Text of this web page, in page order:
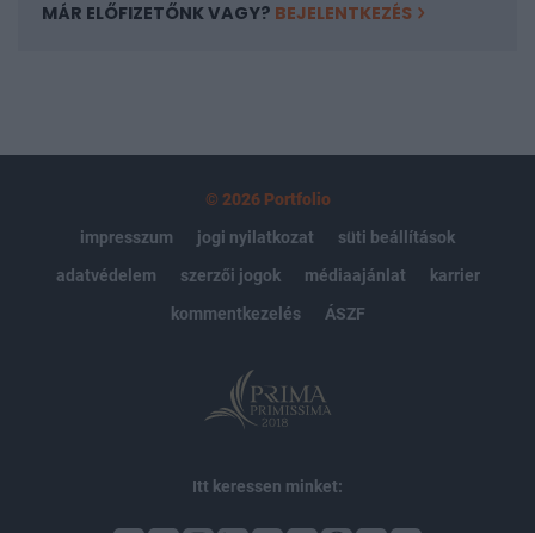
MÁR ELŐFIZETŐNK VAGY? BEJELENTKEZÉS
© 2026 Portfolio
impresszum
jogi nyilatkozat
süti beállítások
adatvédelem
szerzői jogok médiaajánlat
karrier
kommentkezelés
ÁSZF
Itt keressen minket: